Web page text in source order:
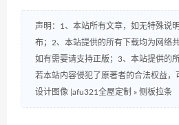
声明：1、本站所有文章，如无特殊说
布；2、本站提供的所有下载均为网络
如有需要请支持正版；3、本站提供的
若本站内容侵犯了原著者的合法权益，
设计图像 |afu321全屋定制 » 侧板拉条